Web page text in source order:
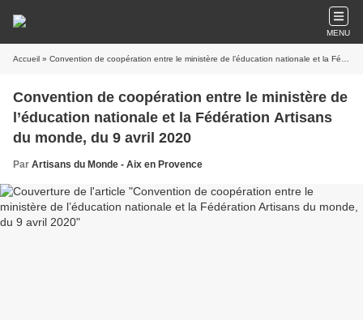
MENU
Accueil » Convention de coopération entre le ministère de l’éducation nationale et la Fédération Artisans du monde, du 9 avril 2020
Convention de coopération entre le ministère de
l’éducation nationale et la Fédération Artisans
du monde, du 9 avril 2020
Par Artisans du Monde - Aix en Provence